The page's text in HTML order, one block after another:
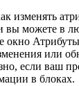
изменять
вы можете в
окно
или
если ваш
в блоках.